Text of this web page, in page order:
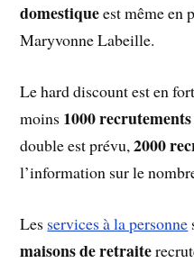
domestiqueest même en
Maryvonne Labeille.
Le hard discount est en
moins 1000 recrutements
double est prévu,2000
l’information sur le
Les services à la personne
maisons de retraite